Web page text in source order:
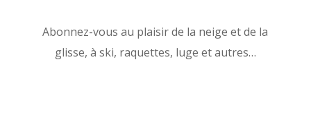
Abonnez-vous au plaisir de la neige et de la
glisse, à ski, raquettes, luge et autres…